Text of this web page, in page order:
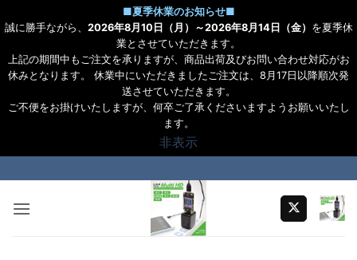
■夏季休業のお知らせ■
誠に勝手ながら、 2026年8月10日（月）～2026年8月14日（金） を夏季休
業とさせていただきます。
上記の期間中もご注文を承りますが、商品出荷及びお問い合わせ対応がお
休みとなります。 休業中にいただきましたご注文は、8月17日以降順次発
送させていただきます。
ご不便をお掛けいたしますが、何卒ご了承くださいますようお願いいたし
ます。
非表示
to
content